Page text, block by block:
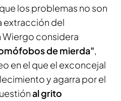
los problemas no son
extracción del
considera
de mierda",
en el que el exconcejal
y agarra por el
al grito